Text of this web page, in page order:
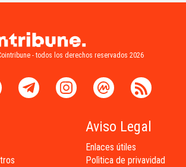
- todos los derechos reservados 2026
Aviso Legal
Enlaces útiles
Polìtica de privavidad